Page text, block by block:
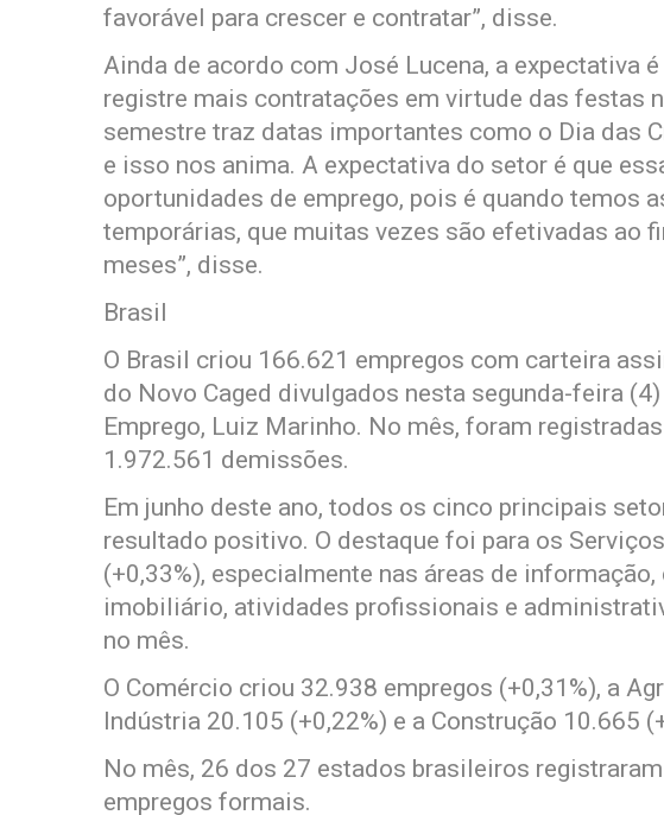
favorável para crescer e contratar”, disse.
Ainda de acordo com José Lucena, a expectativa
registre mais contratações em virtude das festas
semestre traz datas importantes como o Dia das
e isso nos anima. A expectativa do setor é que
oportunidades de emprego, pois é quando temos
temporárias, que muitas vezes são efetivadas ao
meses”, disse.
Brasil
O Brasil criou 166.621 empregos com carteira
do Novo Caged divulgados nesta segunda-feira
Emprego, Luiz Marinho. No mês, foram
1.972.561 demissões.
Em junho deste ano, todos os cinco principais
resultado positivo. O destaque foi para os
(+0,33%), especialmente nas áreas de
imobiliário, atividades profissionais e
no mês.
O Comércio criou 32.938 empregos (+0,31%), a
Indústria 20.105 (+0,22%) e a Construção 10.665
No mês, 26 dos 27 estados brasileiros
empregos formais.